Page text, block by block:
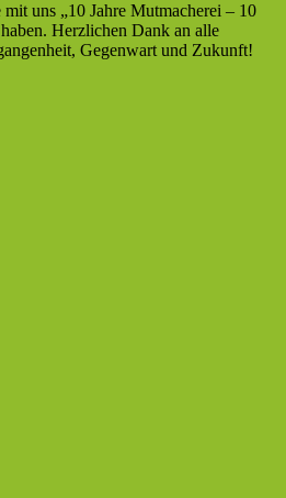
uns „10 Jahre Mutmacherei – 10
Herzlichen Dank an alle
Gegenwart und Zukunft!